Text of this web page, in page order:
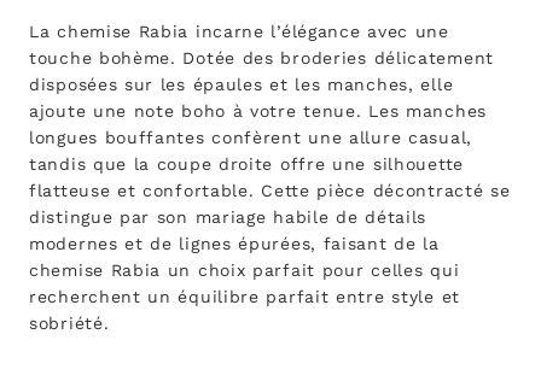
La chemise Rabia incarne l’élégance avec une
touche bohème. Dotée des broderies délicatement
disposées sur les épaules et les manches, elle
ajoute une note boho à votre tenue. Les manches
longues bouffantes confèrent une allure casual,
tandis que la coupe droite offre une silhouette
flatteuse et confortable. Cette pièce décontracté se
distingue par son mariage habile de détails
modernes et de lignes épurées, faisant de la
chemise Rabia un choix parfait pour celles qui
recherchent un équilibre parfait entre style et
sobriété.